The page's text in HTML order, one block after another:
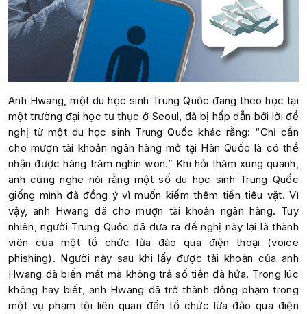
Anh Hwang, một du học sinh Trung Quốc đang theo học tại
một trường đại học tư thục ở Seoul, đã bị hấp dẫn bởi lời đề
nghị từ một du học sinh Trung Quốc khác rằng: “Chỉ cần
cho mượn tài khoản ngân hàng mở tại Hàn Quốc là có thể
nhận được hàng trăm nghìn won.” Khi hỏi thăm xung quanh,
anh cũng nghe nói rằng một số du học sinh Trung Quốc
giống mình đã đồng ý vì muốn kiếm thêm tiền tiêu vặt. Vì
vậy, anh Hwang đã cho mượn tài khoản ngân hàng. Tuy
nhiên, người Trung Quốc đã đưa ra đề nghị này lại là thành
viên của một tổ chức lừa đảo qua điện thoại (voice
phishing). Người này sau khi lấy được tài khoản của anh
Hwang đã biến mất mà không trả số tiền đã hứa. Trong lúc
không hay biết, anh Hwang đã trở thành đồng phạm trong
một vụ phạm tội liên quan đến tổ chức lừa đảo qua điện